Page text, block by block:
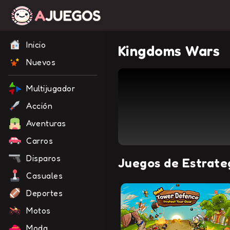
Inicio
Nuevos
Multijugador
Acción
Aventuras
Carros
Disparos
Casuales
Deportes
Motos
Moda
Kingdoms Wars
Juegos de